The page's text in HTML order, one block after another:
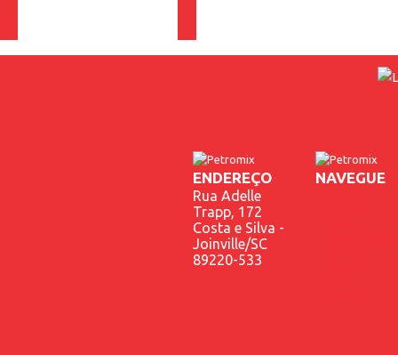
ENDEREÇO
Rua Adelle
Trapp, 172
Costa e Silva -
Joinville/SC
89220-533
NAVEGUE